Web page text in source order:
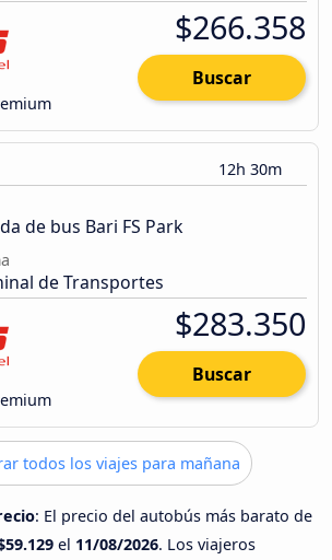
$266.358
Buscar
12h 30m
de bus Bari FS Park
de Transportes
$283.350
Buscar
todos los viajes para mañana
: El precio del autobús más barato de
el 11/08/2026. Los viajeros